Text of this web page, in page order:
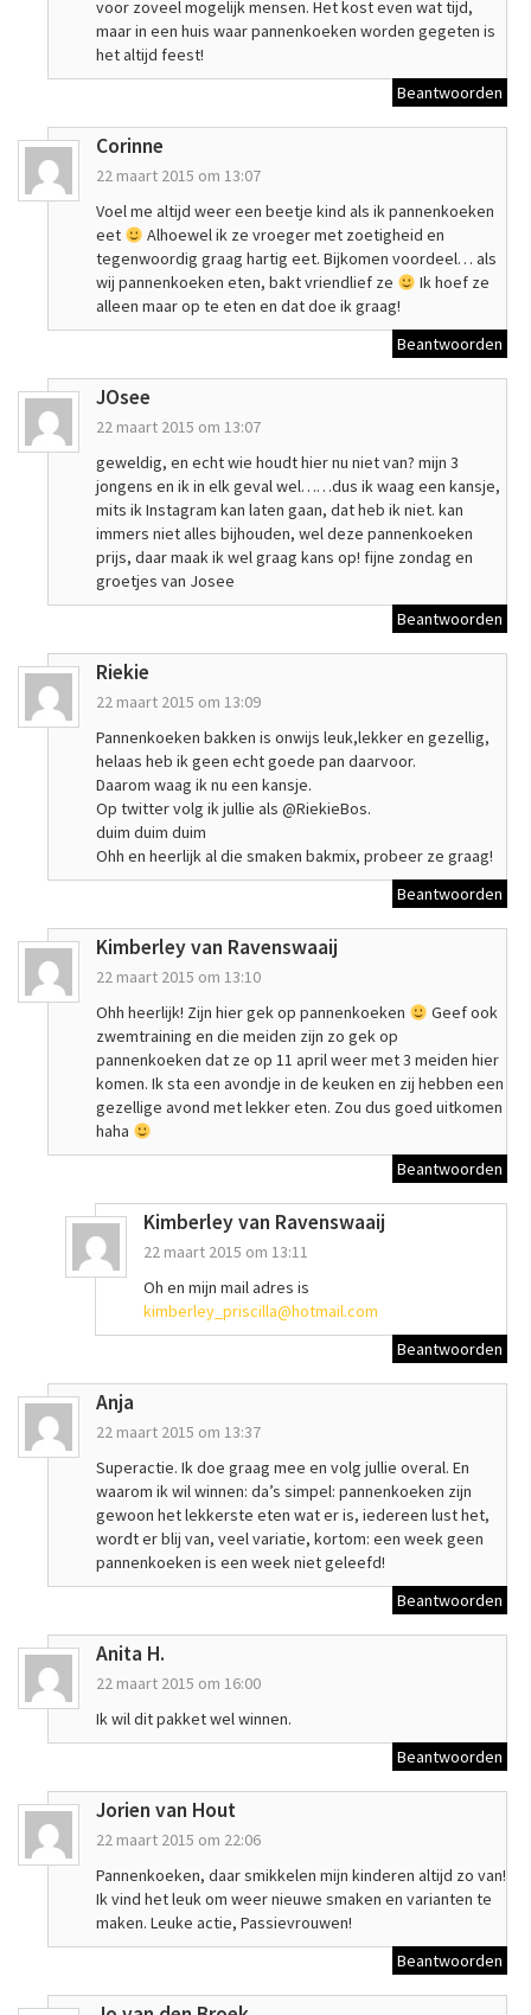
voor zoveel mogelijk mensen. Het kost even wat tijd,
maar in een huis waar pannenkoeken worden gegeten is
het altijd feest!
Beantwoorden
Corinne
22 maart 2015 om 13:07
Voel me altijd weer een beetje kind als ik pannenkoeken
eet
Alhoewel ik ze vroeger met zoetigheid en
tegenwoordig graag hartig eet. Bijkomen voordeel… als
wij pannenkoeken eten, bakt vriendlief ze
Ik hoef ze
alleen maar op te eten en dat doe ik graag!
Beantwoorden
JOsee
22 maart 2015 om 13:07
geweldig, en echt wie houdt hier nu niet van? mijn 3
jongens en ik in elk geval wel……dus ik waag een kansje,
mits ik Instagram kan laten gaan, dat heb ik niet. kan
immers niet alles bijhouden, wel deze pannenkoeken
prijs, daar maak ik wel graag kans op! fijne zondag en
groetjes van Josee
Beantwoorden
Riekie
22 maart 2015 om 13:09
Pannenkoeken bakken is onwijs leuk,lekker en gezellig,
helaas heb ik geen echt goede pan daarvoor.
Daarom waag ik nu een kansje.
Op twitter volg ik jullie als @RiekieBos.
duim duim duim
Ohh en heerlijk al die smaken bakmix, probeer ze graag!
Beantwoorden
Kimberley van Ravenswaaij
22 maart 2015 om 13:10
Ohh heerlijk! Zijn hier gek op pannenkoeken
Geef ook
zwemtraining en die meiden zijn zo gek op
pannenkoeken dat ze op 11 april weer met 3 meiden hier
komen. Ik sta een avondje in de keuken en zij hebben een
gezellige avond met lekker eten. Zou dus goed uitkomen
haha
Beantwoorden
Kimberley van Ravenswaaij
22 maart 2015 om 13:11
Oh en mijn mail adres is
kimberley_priscilla@hotmail.com
Beantwoorden
Anja
22 maart 2015 om 13:37
Superactie. Ik doe graag mee en volg jullie overal. En
waarom ik wil winnen: da’s simpel: pannenkoeken zijn
gewoon het lekkerste eten wat er is, iedereen lust het,
wordt er blij van, veel variatie, kortom: een week geen
pannenkoeken is een week niet geleefd!
Beantwoorden
Anita H.
22 maart 2015 om 16:00
Ik wil dit pakket wel winnen.
Beantwoorden
Jorien van Hout
22 maart 2015 om 22:06
Pannenkoeken, daar smikkelen mijn kinderen altijd zo van!
Ik vind het leuk om weer nieuwe smaken en varianten te
maken. Leuke actie, Passievrouwen!
Beantwoorden